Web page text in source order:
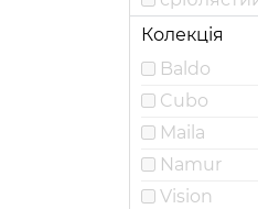
Колекція
Baldo
Cubo
Maila
Namur
Vision